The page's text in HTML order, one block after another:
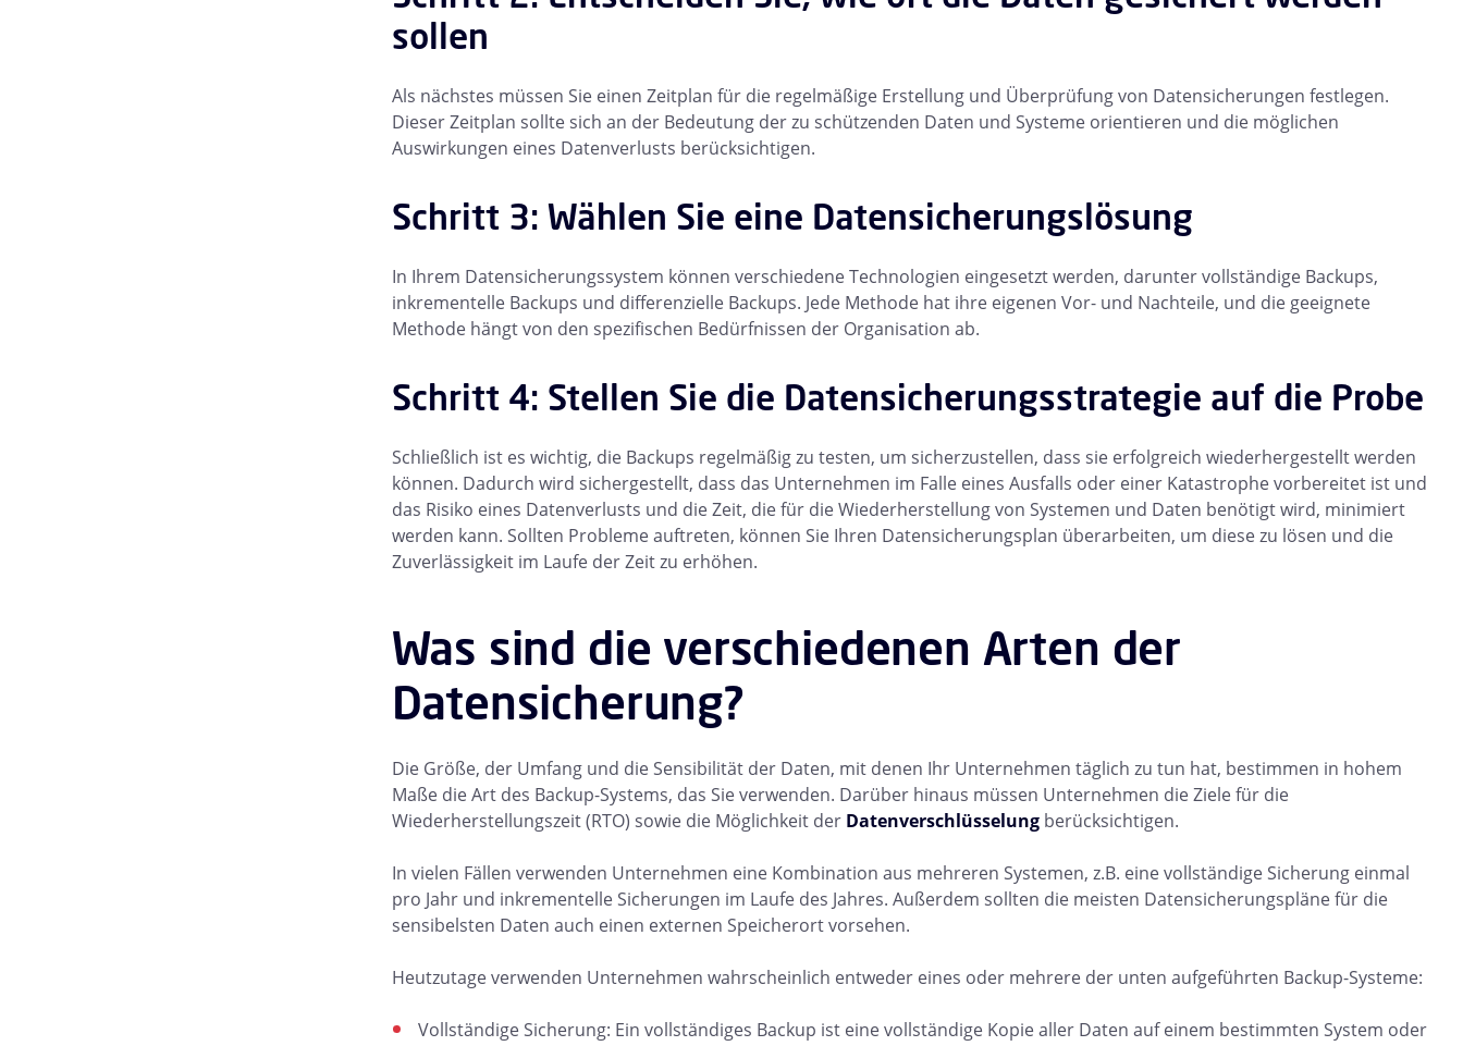
sollen
Als nächstes müssen Sie einen Zeitplan für die regelmäßige Erstellung und Überprüfung von Datensicherungen festlegen.
Dieser Zeitplan sollte sich an der Bedeutung der zu schützenden Daten und Systeme orientieren und die möglichen
Auswirkungen eines Datenverlusts berücksichtigen.
Schritt 3: Wählen Sie eine Datensicherungslösung
In Ihrem Datensicherungssystem können verschiedene Technologien eingesetzt werden, darunter vollständige Backups,
inkrementelle Backups und differenzielle Backups. Jede Methode hat ihre eigenen Vor- und Nachteile, und die geeignete
Methode hängt von den spezifischen Bedürfnissen der Organisation ab.
Schritt 4: Stellen Sie die Datensicherungsstrategie auf die Probe
Schließlich ist es wichtig, die Backups regelmäßig zu testen, um sicherzustellen, dass sie erfolgreich wiederhergestellt werden
können. Dadurch wird sichergestellt, dass das Unternehmen im Falle eines Ausfalls oder einer Katastrophe vorbereitet ist und
das Risiko eines Datenverlusts und die Zeit, die für die Wiederherstellung von Systemen und Daten benötigt wird, minimiert
werden kann. Sollten Probleme auftreten, können Sie Ihren Datensicherungsplan überarbeiten, um diese zu lösen und die
Zuverlässigkeit im Laufe der Zeit zu erhöhen.
Was sind die verschiedenen Arten der
Datensicherung?
Die Größe, der Umfang und die Sensibilität der Daten, mit denen Ihr Unternehmen täglich zu tun hat, bestimmen in hohem
Maße die Art des Backup-Systems, das Sie verwenden. Darüber hinaus müssen Unternehmen die Ziele für die
Wiederherstellungszeit (RTO) sowie die Möglichkeit der Datenverschlüsselungberücksichtigen.
In vielen Fällen verwenden Unternehmen eine Kombination aus mehreren Systemen, z.B. eine vollständige Sicherung einmal
pro Jahr und inkrementelle Sicherungen im Laufe des Jahres. Außerdem sollten die meisten Datensicherungspläne für die
sensibelsten Daten auch einen externen Speicherort vorsehen.
Heutzutage verwenden Unternehmen wahrscheinlich entweder eines oder mehrere der unten aufgeführten Backup-Systeme:
Vollständige Sicherung: Ein vollständiges Backup ist eine vollständige Kopie aller Daten auf einem bestimmten System oder